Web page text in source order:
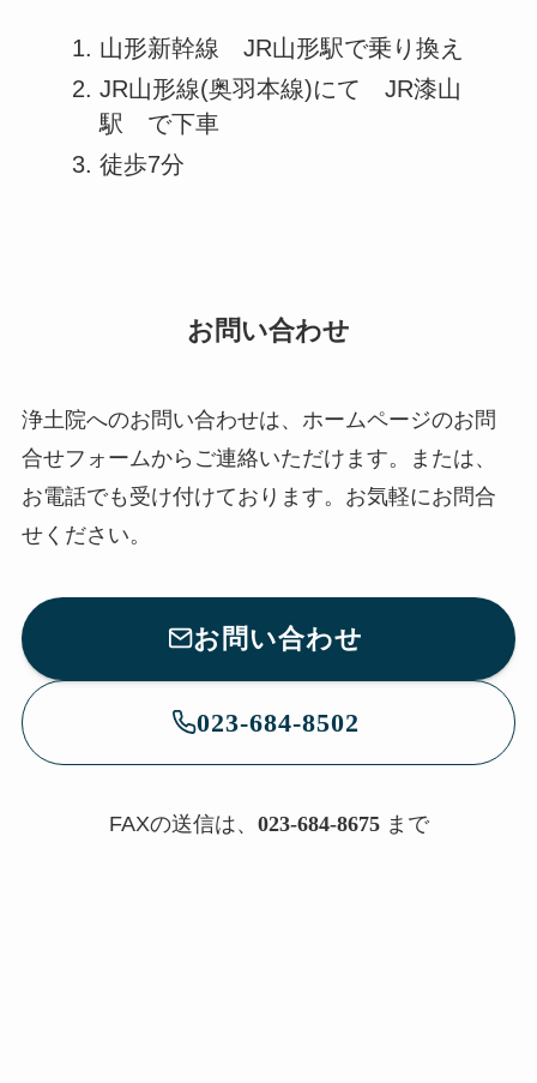
山形新幹線 JR山形駅で乗り換え
JR山形線(奥羽本線)にて JR漆山
駅 で下車
徒歩7分
お問い合わせ
浄土院へのお問い合わせは、ホームページのお問
合せフォームからご連絡いただけます。または、
お電話でも受け付けております。お気軽にお問合
せください。
お問い合わせ
023-684-8502
FAXの送信は、 023-684-8675まで